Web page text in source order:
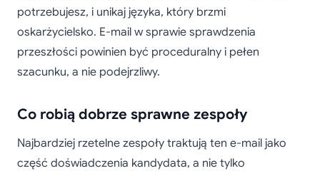
potrzebujesz, i unikaj języka, który brzmi
oskarżycielsko. E-mail w sprawie sprawdzenia
przeszłości powinien być proceduralny i pełen
szacunku, a nie podejrzliwy.
Co robią dobrze sprawne zespoły
Najbardziej rzetelne zespoły traktują ten e-mail jako
część doświadczenia kandydata, a nie tylko